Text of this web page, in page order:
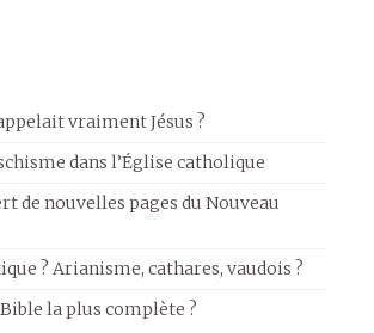
vraiment Jésus ?
dans l’Église catholique
de nouvelles pages du Nouveau
? Arianisme, cathares, vaudois ?
la plus complète ?